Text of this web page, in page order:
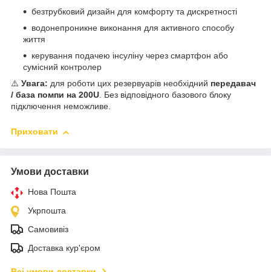
безтрубковий дизайн для комфорту та дискретності
водонепроникне виконання для активного способу
життя
керування подачею інсуліну через смартфон або
сумісний контролер
⚠️ Увага: для роботи цих резервуарів необхідний передавач
/ база помпи на 200U. Без відповідного базового блоку
підключення неможливе.
Приховати
Умови доставки
Нова Пошта
Укрпошта
Самовивіз
Доставка кур'єром